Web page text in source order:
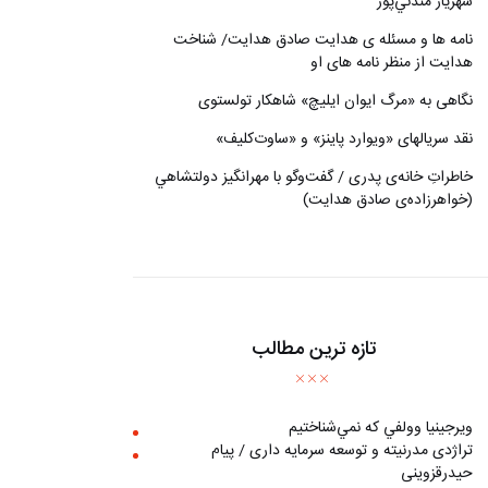
نامه ها و مسئله ی هدایت صادق هدایت/ شناخت
هدایت از منظر نامه های او
نگاهی به «مرگ ايوان ايليچ» شاهکار تولستوی
نقد سریالهای «ویوارد پاینز» و «ساوت‌کلیف»
خاطراتِ خانه‌ی پدری / گفت‌وگو با مهرانگيز دولتشاهي
(خواهرزاده‌ی صادق هدايت)
تازه ترین مطالب
ويرجينيا وولفي كه نمي‌شناختيم
تراژدی مدرنیته و توسعه سرمایه داری / پیام
حیدرقزوینی